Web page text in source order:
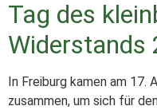
Tag des
Widerstands
In Freiburg kamen am 17.
zusammen, um sich für